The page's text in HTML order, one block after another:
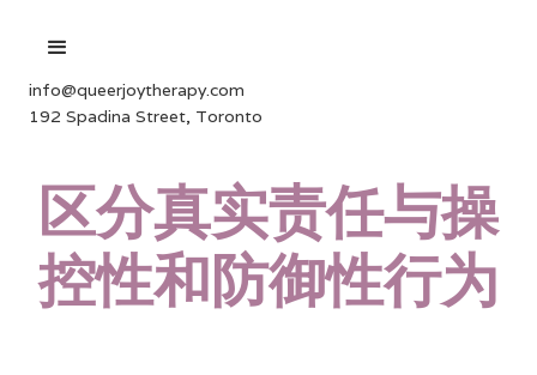
info@queerjoytherapy.com
192 Spadina Street, Toronto
区分真实责任与操
控性和防御性行为